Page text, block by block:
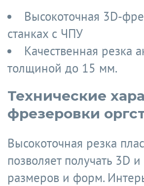
Высокоточная 3D-
станках с ЧПУ
Качественная резка
толщиной до 15 мм.
Технические
фрезеровки
Высокоточная резка
позволяет получать 3D
размеров и форм.